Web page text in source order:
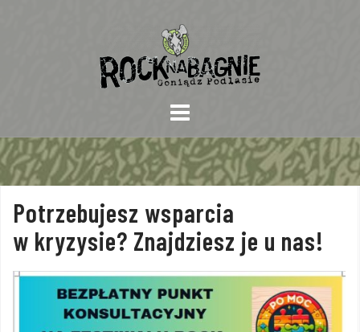
Potrzebujesz wsparcia
w kryzysie? Znajdziesz je u nas!